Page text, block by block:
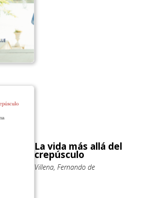
La vida más allá del
crepúsculo
Villena, Fernando de